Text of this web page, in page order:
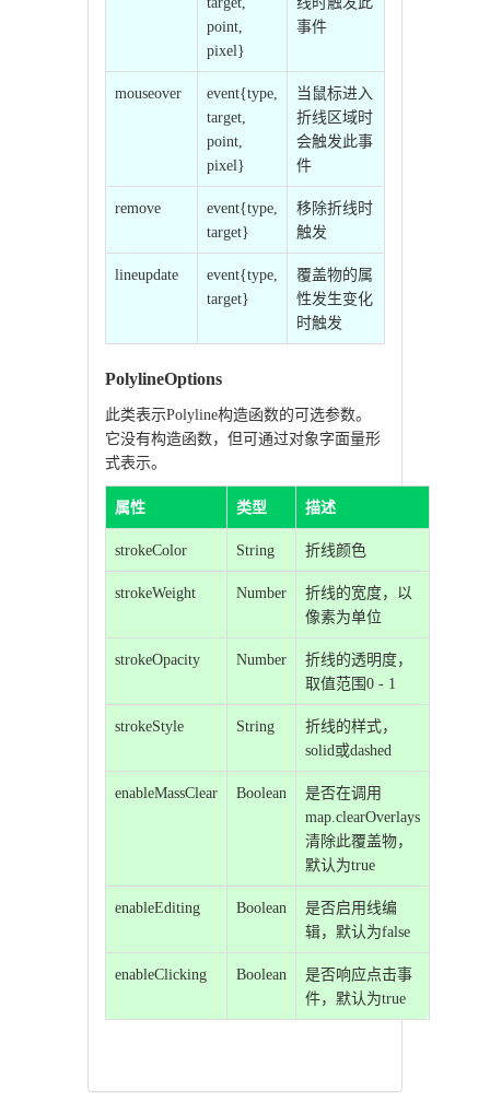
point,
pixel}
事件
mouseover
event{type,
target,
point,
pixel}
当鼠标进入
折线区域时
会触发此事
件
remove
event{type,
target}
移除折线时
触发
lineupdate
event{type,
target}
覆盖物的属
性发生变化
时触发
PolylineOptions
此类表示Polyline构造函数的可选参数。
它没有构造函数，但可通过对象字面量形
式表示。
属性 类型 描述
strokeColor String 折线颜色
strokeWeight Number
折线的宽度，以
像素为单位
strokeOpacity Number
折线的透明度，
取值范围0 - 1
strokeStyle String
折线的样式，
solid或dashed
enableMassClear Boolean
是否在调用
map.clearOverlays
清除此覆盖物，
默认为true
enableEditing Boolean
是否启用线编
辑，默认为false
enableClicking Boolean
是否响应点击事
件，默认为true